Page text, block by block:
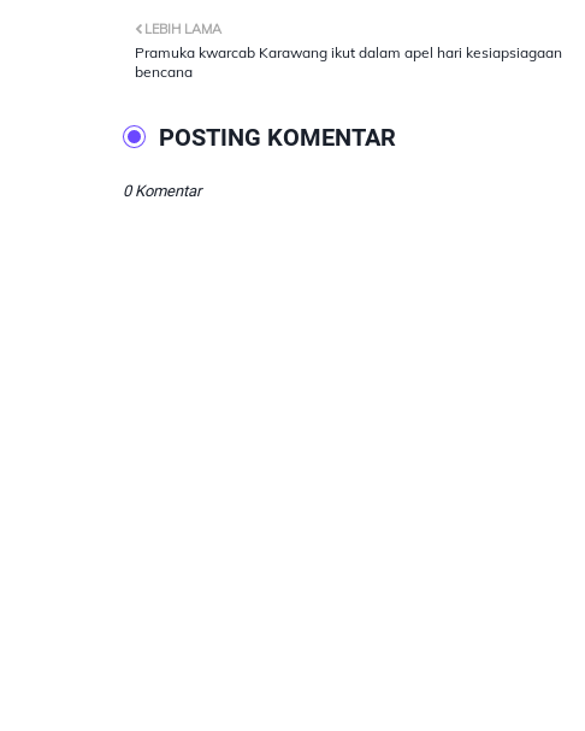
LEBIH LAMA
Pramuka kwarcab Karawang ikut dalam apel hari kesiapsiagaan
bencana
POSTING KOMENTAR
0 Komentar